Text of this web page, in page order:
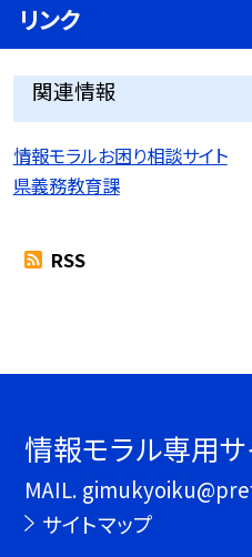
リンク
関連情報
情報モラルお困り相談サイト
県義務教育課
RSS
情報モラル専用サ
MAIL.
サイトマップ